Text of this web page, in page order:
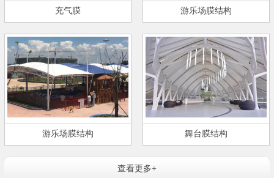
充气膜 游乐场膜结构
游乐场膜结构 舞台膜结构
查看更多+